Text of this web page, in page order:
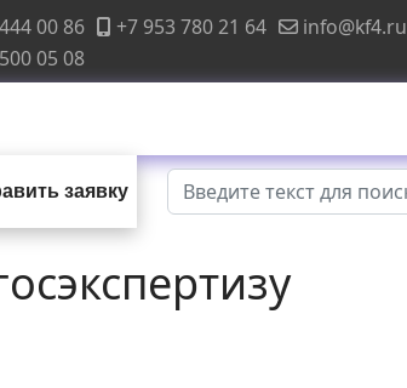
00 86 +7 953 780 21 64
info@kf4.ru
05 08
заявку Поиск